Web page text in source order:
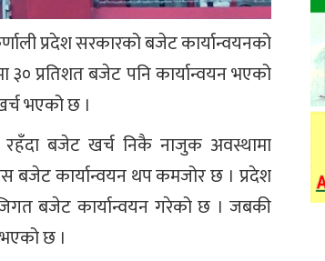
प्रदेश सरकारको बजेट कार्यान्वयनको
प्रतिशत बजेट पनि कार्यान्वयन भएको
भएको छ ।
रहँदा बजेट खर्च निकै नाजुक अवस्थामा
बजेट कार्यान्वयन थप कमजोर छ । प्रदेश
बजेट कार्यान्वयन गरेको छ । जबकी
छ ।